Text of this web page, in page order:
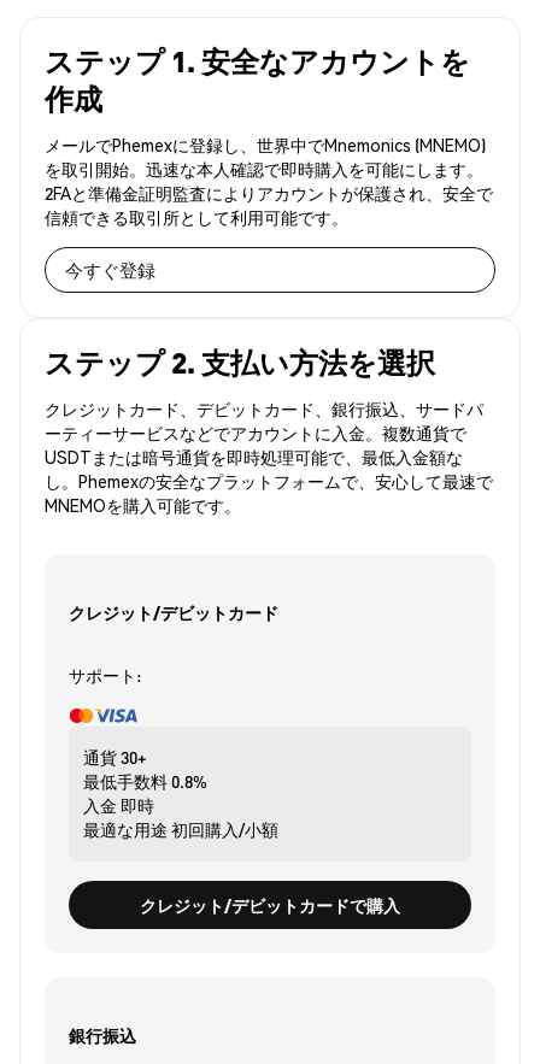
ステップ 1. 安全なアカウントを
作成
メールでPhemexに登録し、世界中でMnemonics (MNEMO)
を取引開始。迅速な本人確認で即時購入を可能にします。
2FAと準備金証明監査によりアカウントが保護され、安全で
信頼できる取引所として利用可能です。
今すぐ登録
ステップ 2. 支払い方法を選択
クレジットカード、デビットカード、銀行振込、サードパ
ーティーサービスなどでアカウントに入金。複数通貨で
USDTまたは暗号通貨を即時処理可能で、最低入金額な
し。Phemexの安全なプラットフォームで、安心して最速で
MNEMOを購入可能です。
クレジット/デビットカード
サポート:
通貨30+
最低手数料0.8%
入金 即時
最適な用途 初回購入/小額
クレジット/デビットカードで購入
銀行振込